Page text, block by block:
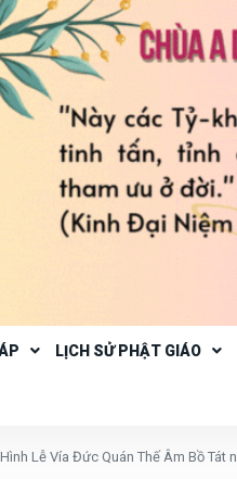
LỊCH SỬ PHẬT GIÁO
Hình Lễ Vía Đức Quán Thế Âm Bồ Tát